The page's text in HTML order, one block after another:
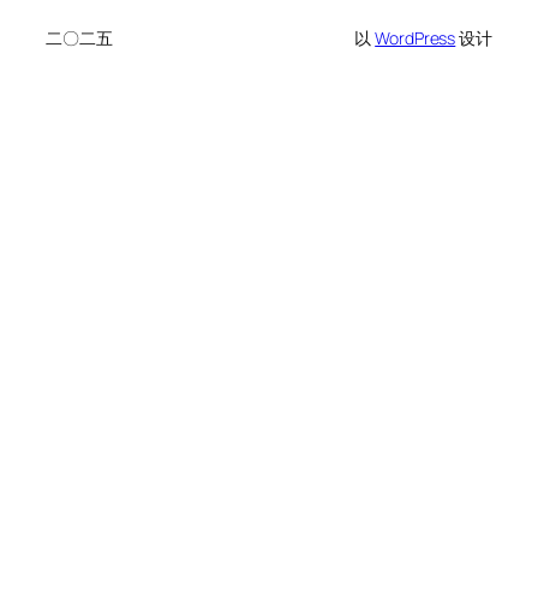
二〇二五 以WordPress设计